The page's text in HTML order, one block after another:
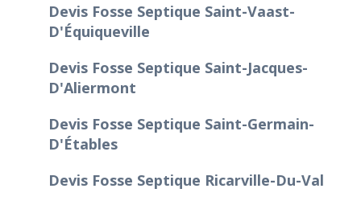
Devis Fosse Septique Saint-Vaast-
D'Équiqueville
Devis Fosse Septique Saint-Jacques-
D'Aliermont
Devis Fosse Septique Saint-Germain-
D'Étables
Devis Fosse Septique Ricarville-Du-Val